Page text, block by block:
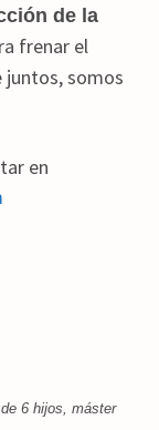
de la
frenar el
somos
en
6 hijos, máster